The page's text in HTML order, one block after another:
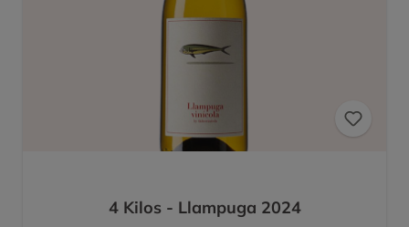
4 Kilos - Llampuga 2024